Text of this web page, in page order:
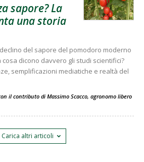
sapore? La
una storia
del sapore del pomodoro moderno
dicono davvero gli studi scientifici?
semplificazioni mediatiche e realtà del
il contributo di Massimo Scacco, agronomo libero
Carica altri articoli